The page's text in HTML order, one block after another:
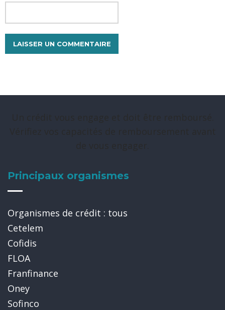
Principaux organismes
Organismes de crédit : tous
Cetelem
Cofidis
FLOA
Franfinance
Oney
Sofinco